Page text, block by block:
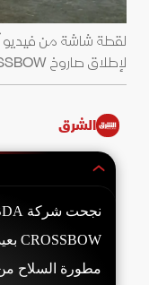
لقطة شاشة من فيديو
لإطلاق صاروخ CROSSBOW بعيد المدى - Defense Blog
الشرق